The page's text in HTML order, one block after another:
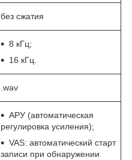
без сжатия
8 кГц;
16 кГц.
.wav
АРУ (автоматическая
регулировка усиления);
VAS: автоматический старт
записи при обнаружении